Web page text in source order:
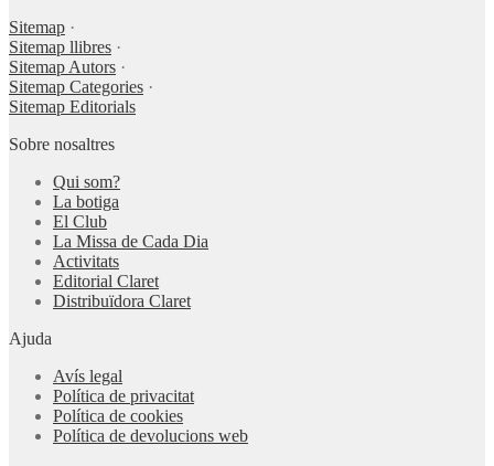
Sitemap ·
Sitemap llibres ·
Sitemap Autors ·
Sitemap Categories ·
Sitemap Editorials
Sobre nosaltres
Qui som?
La botiga
El Club
La Missa de Cada Dia
Activitats
Editorial Claret
Distribuïdora Claret
Ajuda
Avís legal
Política de privacitat
Política de cookies
Política de devolucions web